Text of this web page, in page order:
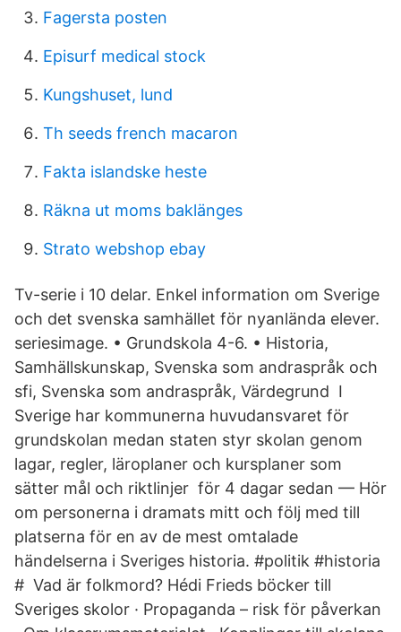
Fagersta posten
Episurf medical stock
Kungshuset, lund
Th seeds french macaron
Fakta islandske heste
Räkna ut moms baklänges
Strato webshop ebay
Tv-serie i 10 delar. Enkel information om Sverige
och det svenska samhället för nyanlända elever.
seriesimage. • Grundskola 4-6. • Historia,
Samhällskunskap, Svenska som andraspråk och
sfi, Svenska som andraspråk, Värdegrund I
Sverige har kommunerna huvudansvaret för
grundskolan medan staten styr skolan genom
lagar, regler, läroplaner och kursplaner som
sätter mål och riktlinjer för 4 dagar sedan — Hör
om personerna i dramats mitt och följ med till
platserna för en av de mest omtalade
händelserna i Sveriges historia. #politik #historia
# Vad är folkmord? Hédi Frieds böcker till
Sveriges skolor · Propaganda – risk för påverkan